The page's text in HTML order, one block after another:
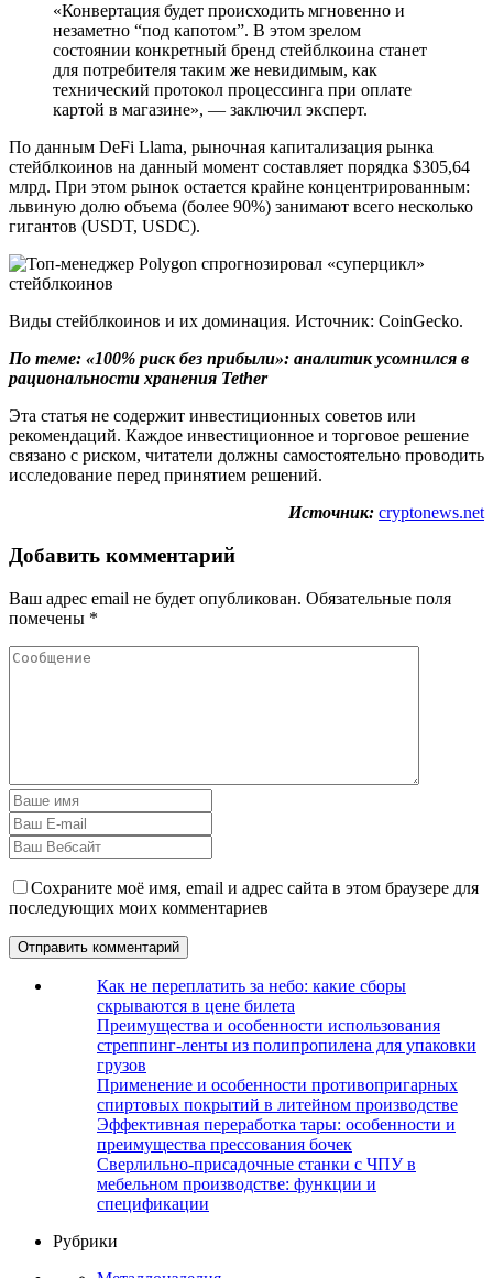
«Конвертация будет происходить мгновенно и
незаметно “под капотом”. В этом зрелом
состоянии конкретный бренд стейблкоина станет
для потребителя таким же невидимым, как
технический протокол процессинга при оплате
картой в магазине», — заключил эксперт.
По данным DeFi Llama, рыночная капитализация рынка
стейблкоинов на данный момент составляет порядка $305,64
млрд. При этом рынок остается крайне концентрированным:
львиную долю объема (более 90%) занимают всего несколько
гигантов (USDT, USDC).
Виды стейблкоинов и их доминация. Источник: CoinGecko.
По теме: «100% риск без прибыли»: аналитик усомнился в
рациональности хранения Tether
Эта статья не содержит инвестиционных советов или
рекомендаций. Каждое инвестиционное и торговое решение
связано с риском, читатели должны самостоятельно проводить
исследование перед принятием решений.
Источник: cryptonews.net
Добавить комментарий
Ваш адрес email не будет опубликован. Обязательные поля
помечены *
Сохраните моё имя, email и адрес сайта в этом браузере для
последующих моих комментариев
Как не переплатить за небо: какие сборы
скрываются в цене билета
Преимущества и особенности использования
стреппинг-ленты из полипропилена для упаковки
грузов
Применение и особенности противопригарных
спиртовых покрытий в литейном производстве
Эффективная переработка тары: особенности и
преимущества прессования бочек
Сверлильно-присадочные станки с ЧПУ в
мебельном производстве: функции и
спецификации
Рубрики